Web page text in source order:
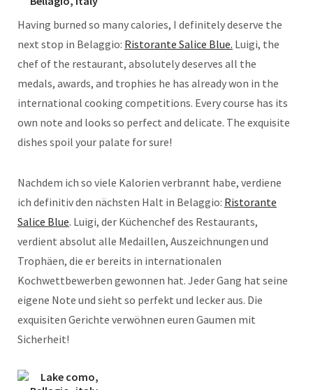
Having burned so many calories, I definitely deserve the
next stop in Belaggio: Ristorante Salice Blue. Luigi, the
chef of the restaurant, absolutely deserves all the
medals, awards, and trophies he has already won in the
international cooking competitions. Every course has its
own note and looks so perfect and delicate. The exquisite
dishes spoil your palate for sure!
Nachdem ich so viele Kalorien verbrannt habe, verdiene
ich definitiv den nächsten Halt in Belaggio: Ristorante
Salice Blue. Luigi, der Küchenchef des Restaurants,
verdient absolut alle Medaillen, Auszeichnungen und
Trophäen, die er bereits in internationalen
Kochwettbewerben gewonnen hat. Jeder Gang hat seine
eigene Note und sieht so perfekt und lecker aus. Die
exquisiten Gerichte verwöhnen euren Gaumen mit
Sicherheit!